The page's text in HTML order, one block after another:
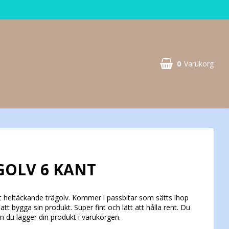
0 Varukorg
6 KANT
heltäckande trägolv. Kommer i passbitar som sätts ihop
bygga sin produkt. Super fint och lätt att hålla rent. Du
du lägger din produkt i varukorgen.